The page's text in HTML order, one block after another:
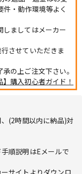
・動作環境等よく
しましてはメーカー
させていただきま
の上ご注文下さい。
購入初心者ガイド！
(2時間以内に納品)対
順説明はEメールで